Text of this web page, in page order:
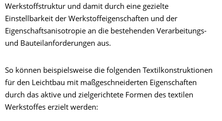
Werkstoffstruktur und damit durch eine gezielte
Einstellbarkeit der Werkstoffeigenschaften und der
Eigenschaftsanisotropie an die bestehenden Verarbeitungs-
und Bauteilanforderungen aus.
So können beispielsweise die folgenden Textilkonstruktionen
für den Leichtbau mit maßgeschneiderten Eigenschaften
durch das aktive und zielgerichtete Formen des textilen
Werkstoffes erzielt werden: